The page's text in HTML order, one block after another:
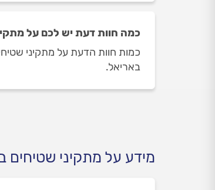
כמה חוות דעת יש לכם על
באריאל.
מידע על מתקיני שטיחים